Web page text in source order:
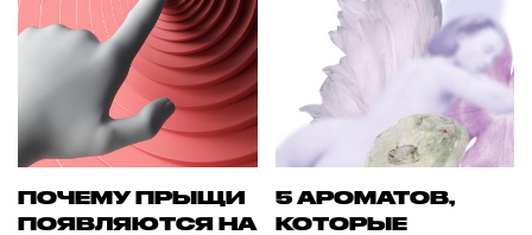
ПОЧЕМУ ПРЫЩИ
ПОЯВЛЯЮТСЯ НА
5 АРОМАТОВ,
КОТОРЫЕ